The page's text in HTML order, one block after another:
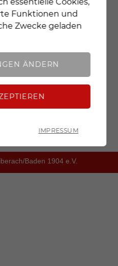
Baden 1904 e.V.
geladen, die für eine
Webseite zwingend
werden sowohl
Cookies, Cookies
Funktionen und
Zwecke geladen
ÄNDERN
IMPRESSUM